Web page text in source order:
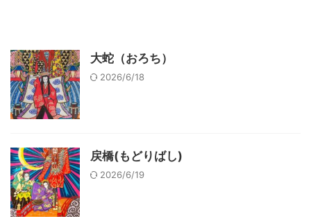
大蛇（おろち）
2026/6/18
戻橋(もどりばし)
2026/6/19